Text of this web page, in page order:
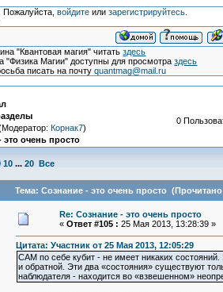
Пожалуйста, войдитеили зарегистрируйтесь.
"Квантовая магия" читатьздесь
"Физика Магии" доступны для просмотраздесь
писать на почтуquantmag@mail.ru
Корнак7)
это очень просто
0
10 ... 20 Все
Тема: Сознание - это очень просто (Прочитано
Re: Сознание - это очень просто
« Ответ #105 : 25 Мая 2013, 13:28:39 »
Цитата: Участник от 25 Мая 2013, 12:05:29
САМ по себе кубит - не имеет никаких
и обратной. Эти два «состояния» существуют
наблюдателя - находится во «взвешенном»